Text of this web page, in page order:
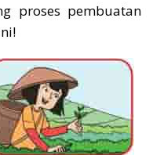
proses pembuatan